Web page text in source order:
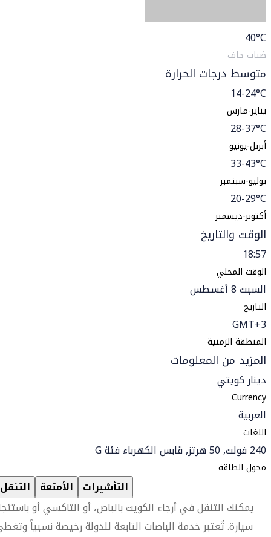
40°C
ضباب جاف
متوسط درجات الحرارة
14-24°C
يناير-مارس
28-37°C
أبريل-يونيو
33-43°C
يوليو-سبتمبر
20-29°C
أكتوبر-ديسمبر
الوقت والتاريخ
18:57
الوقت المحلي
السبت 8 أغسطس
التاريخ
GMT+3
المنطقة الزمنية
المزيد من المعلومات
دينار كويتي
Currency
العربية
اللغات
240 فولت, 50 هرتز, قابس الكهرباء فئة G
محول الطاقة
التنقل الأمتعة التأشيرات
يمكنك التنقل في أرجاء الكويت بالباص، أو التاكسي أو
سيارة. تُعتبر خدمة الباصات التابعة للدولة رخيصة نسبياً